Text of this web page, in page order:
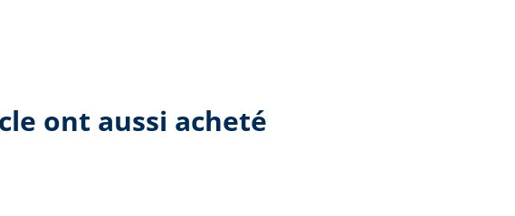
ont aussi acheté